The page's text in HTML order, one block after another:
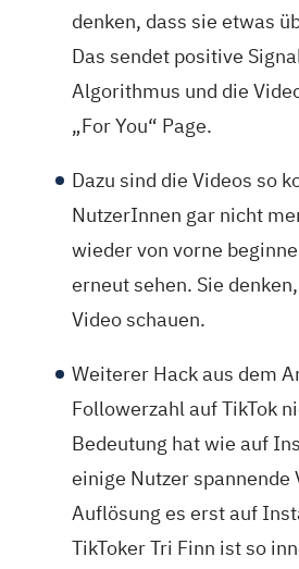
denken, dass sie etwas
Das sendet positive
Algorithmus und die
„For You“ Page.
Dazu sind die Videos so
NutzerInnen gar nicht
wieder von vorne
erneut sehen. Sie
Video schauen.
Weiterer Hack aus dem
Followerzahl auf TikTok
Bedeutung hat wie auf
einige Nutzer spannende
Auflösung es erst auf
TikToker Tri Finn ist so